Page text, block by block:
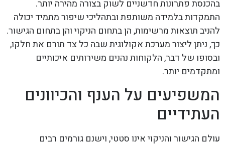
בהכנסת פתרונות חדשניים לשוק בצורה מהירה יותר.
התמקדות בלמידה משותפת ובתהליכי שיפור מתמיד יכולה
להניב תוצאות מרשימות, הן בתחום הניקוי והן בתחום הגישור.
כך, ניתן ליצור מערכת אקולוגית שבה כל צד תורם את חלקו,
ובסופו של דבר, הלקוחות נהנים משירותים איכותיים
ומתקדמים יותר.
המשפיעים על הענף והכיוונים
העתידיים
עולם הגישור והניקוי אינו סטטי, וישנם גורמים רבים